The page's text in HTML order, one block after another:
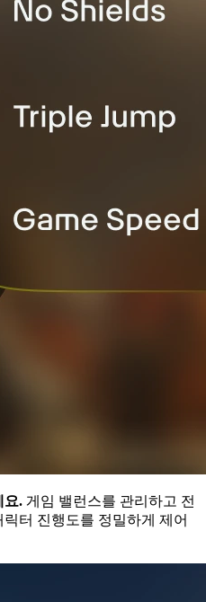
요. 게임 밸런스를 관리하고 전
터 진행도를 정밀하게 제어